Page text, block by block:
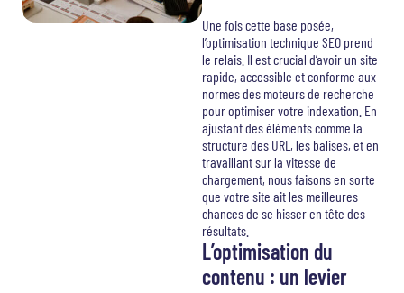
Une fois cette base posée,
l’optimisation technique SEO prend
le relais. Il est crucial d’avoir un site
rapide, accessible et conforme aux
normes des moteurs de recherche
pour optimiser votre indexation. En
ajustant des éléments comme la
structure des URL, les balises, et en
travaillant sur la vitesse de
chargement, nous faisons en sorte
que votre site ait les meilleures
chances de se hisser en tête des
résultats.
L’optimisation du
contenu : un levier